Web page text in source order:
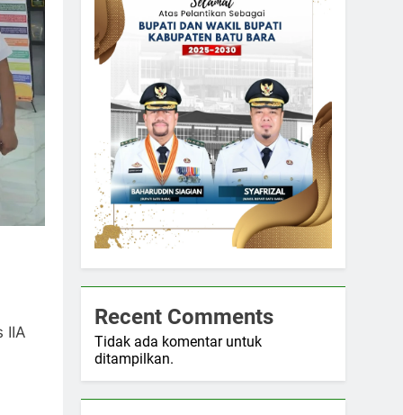
IIA
Recent Comments
Tidak ada komentar untuk
ditampilkan.